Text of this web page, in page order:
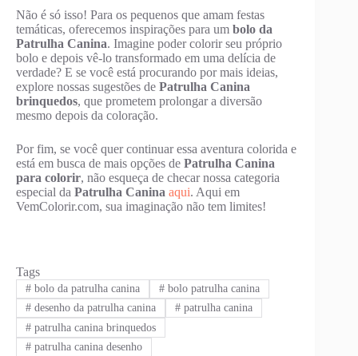
Não é só isso! Para os pequenos que amam festas
temáticas, oferecemos inspirações para um bolo da
Patrulha Canina. Imagine poder colorir seu próprio
bolo e depois vê-lo transformado em uma delícia de
verdade? E se você está procurando por mais ideias,
explore nossas sugestões de Patrulha Canina
brinquedos, que prometem prolongar a diversão
mesmo depois da coloração.
Por fim, se você quer continuar essa aventura colorida e
está em busca de mais opções de Patrulha Canina
para colorir, não esqueça de checar nossa categoria
especial da Patrulha Canina aqui. Aqui em
VemColorir.com, sua imaginação não tem limites!
Tags
#bolo da patrulha canina #bolo patrulha canina
#desenho da patrulha canina #patrulha canina
#patrulha canina brinquedos
#patrulha canina desenho